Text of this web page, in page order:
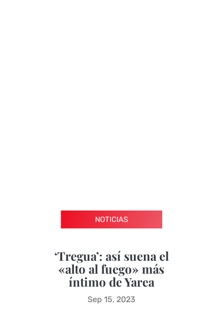
NOTICIAS
‘Tregua’: así suena el
«alto al fuego» más
íntimo de Yarea
Sep 15, 2023